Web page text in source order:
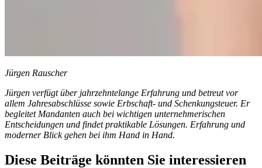
Jürgen Rauscher
Jürgen verfügt über jahrzehntelange Erfahrung und betreut vor
allem Jahresabschlüsse sowie Erbschaft- und Schenkungsteuer. Er
begleitet Mandanten auch bei wichtigen unternehmerischen
Entscheidungen und findet praktikable Lösungen. Erfahrung und
moderner Blick gehen bei ihm Hand in Hand.
Diese Beiträge könnten Sie interessieren